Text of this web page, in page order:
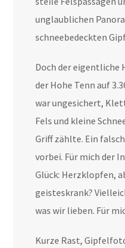
unglaublichen
schneebedeckten
Doch der eigentliche
der Hohe Tenn auf
war ungesichert,
Fels und kleine
Griff zählte. Ein
vorbei. Für mich der
Glück: Herzklopfen,
geisteskrank?
was wir lieben. Für
Kurze Rast,